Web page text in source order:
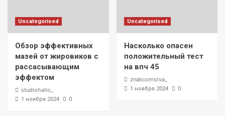
Uncategorised
Обзор эффективных
мазей от жировиков с
рассасывающим
эффектом
studiohallo_
1 ноября 2024 0
Uncategorised
Насколько опасен
положительный тест
на впч 45
znakcomstva_
1 ноября 2024 0